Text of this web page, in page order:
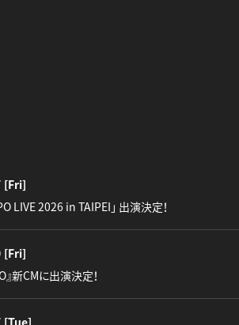
[Fri]
LIVE 2026 in TAIPEI」 出演決定！
[Fri]
』新CMに出演決定！